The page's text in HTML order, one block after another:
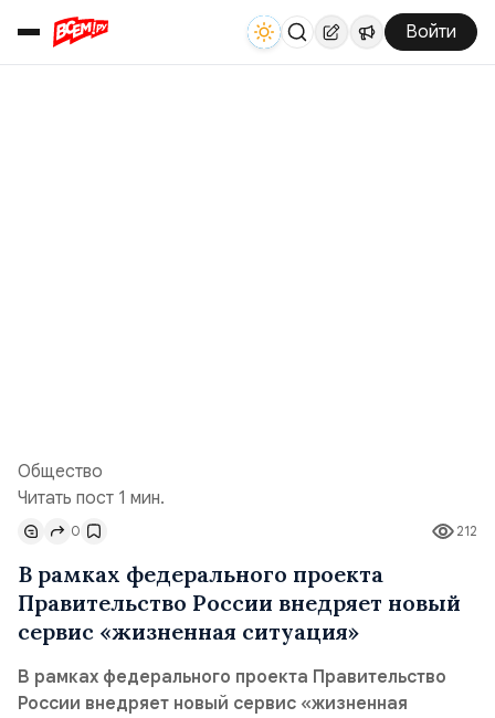
Войти
Общество
Читать пост 1 мин.
212
0
В рамках федерального проекта
Правительство России внедряет новый
сервис «жизненная ситуация»
В рамках федерального проекта Правительство
России внедряет новый сервис «жизненная